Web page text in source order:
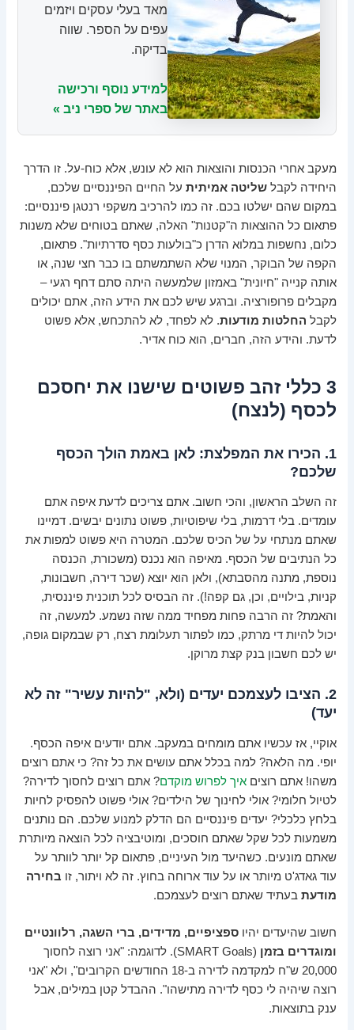
מאד בעלי עסקים ויזמים
עפים על הספר. שווה
בדיקה.
למידע נוסף ורכישה
באתר של ספרי ניב »
מעקב אחרי הכנסות והוצאות הוא לא עונש, אלא כוח-על. זו הדרך
היחידה לקבלשליטה אמיתית על החיים הפיננסיים שלכם,
במקום שהם ישלטו בכם. זה כמו להרכיב משקפי רנטגן פיננסיים:
פתאום כל ההוצאות ה"קטנות" האלה, שאתם בטוחים שלא משנות
כלום, נחשפות במלוא הדרן כ"בולעות כסף סדרתיות". פתאום,
הקפה של הבוקר, המנוי שלא השתמשתם בו כבר חצי שנה, או
אותה קנייה "חיונית" באמזון שלמעשה היתה סתם דחף רגעי –
מקבלים פרופורציה. וברגע שיש לכם את הידע הזה, אתם יכולים
לקבל החלטות מודעות. לא לפחד, לא להתכחש, אלא פשוט
לדעת. והידע הזה, חברים, הוא כוח אדיר.
3 כללי זהב פשוטים שישנו את יחסכם
לכסף (לנצח)
1. הכירו את המפלצת: לאן באמת הולך הכסף
שלכם?
זה השלב הראשון, והכי חשוב. אתם צריכים לדעת איפה אתם
עומדים. בלי דרמות, בלי שיפוטיות, פשוט נתונים יבשים. דמיינו
שאתם מנתחי על של הכיס שלכם. המטרה היא פשוט למפות את
כל הנתיבים של הכסף. מאיפה הוא נכנס (משכורת, הכנסה
נוספת, מתנה מהסבתא), ולאן הוא יוצא (שכר דירה, חשבונות,
קניות, בילויים, וכן, גם קפה!). זה הבסיס לכל תוכנית פיננסית,
והאמת? זה הרבה פחות מפחיד ממה שזה נשמע. למעשה, זה
יכול להיות די מרתק, כמו לפתור תעלומת רצח, רק שבמקום גופה,
יש לכם חשבון בנק קצת מרוקן.
2. הציבו לעצמכם יעדים (ולא, "להיות עשיר" זה לא
יעד)
אוקיי, אז עכשיו אתם מומחים במעקב. אתם יודעים איפה הכסף.
יופי. מה הלאה? למה בכלל אתם עושים את כל זה? כי אתם רוצים
משהו! אתם רוציםאיך לפרוש מוקדם? אתם רוצים לחסוך לדירה?
לטיול חלומי? אולי לחינוך של הילדים? אולי פשוט להפסיק לחיות
בלחץ כלכלי? יעדים פיננסיים הם הדלק למנוע שלכם. הם נותנים
משמעות לכל שקל שאתם חוסכים, ומוטיבציה לכל הוצאה מיותרת
שאתם מונעים. כשהיעד מול העיניים, פתאום קל יותר לוותר על
עוד גאדג'ט מיותר או על עוד ארוחה בחוץ. זה לא ויתור, זו בחירה
מודעת בעתיד שאתם רוצים לעצמכם.
חשוב שהיעדים יהיוספציפיים, מדידים, ברי השגה, רלוונטיים
ומוגדרים בזמן
(SMART Goals). לדוגמה: "אני רוצה לחסוך
20,000 ש"ח למקדמה לדירה ב-18 החודשים הקרובים", ולא "אני
רוצה שיהיה לי כסף לדירה מתישהו". ההבדל קטן במילים, אבל
ענק בתוצאות.